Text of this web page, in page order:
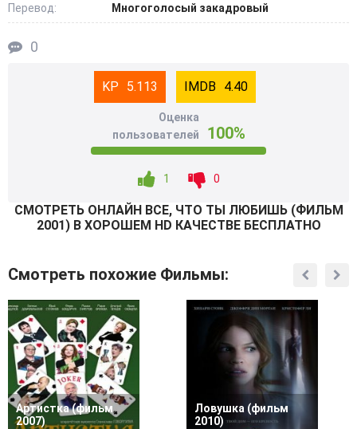
Перевод:
Многоголосый закадровый
0
5.113 4.40
Оценка
пользователей
100%
1 0
СМОТРEТЬ ОНЛАЙН ВСЕ, ЧТО ТЫ ЛЮБИШЬ (ФИЛЬМ
2001) В ХОРОШЕМ HD КАЧЕСТВЕ БЕСПЛАТНО
Смотреть похожие Фильмы:
Артистка (фильм
2007)
Ловушка (фильм
2010)